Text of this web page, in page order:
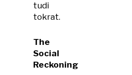
tudi
tokrat.
The
Social
Reckoning